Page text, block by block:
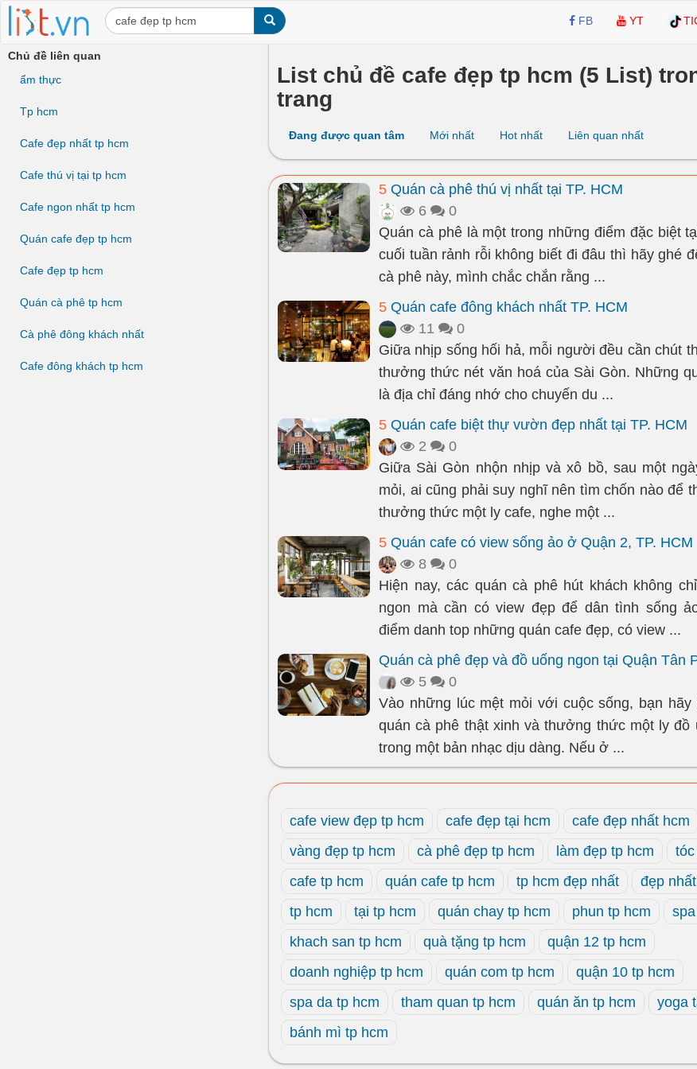
FB YT
Chủ đề liên quan
ẩm thực
Tp hcm
Cafe đẹp nhất tp hcm
Cafe thú vị tại tp hcm
Cafe ngon nhất tp hcm
Quán cafe đẹp tp hcm
Cafe đẹp tp hcm
Quán cà phê tp hcm
Cà phê đông khách nhất
Cafe đông khách tp hcm
List chủ đề cafe đẹp tp hcm (5 List)
trang
Đang được quan tâm Mới nhất Hot nhất Liên quan nhất
5 Quán cà phê thú vị nhất tại TP. HCM
6
0
Quán cà phê là một trong những điểm đặc biệt
cuối tuần rảnh rỗi không biết đi đâu thì hãy ghé
cà phê này, mình chắc chắn rằng ...
5 Quán cafe đông khách nhất TP. HCM
11
0
Giữa nhịp sống hối hả, mỗi người đều cần chút
thưởng thức nét văn hoá của Sài Gòn. Những
là địa chỉ đáng nhớ cho chuyến du ...
5 Quán cafe biệt thự vườn đẹp nhất tại TP. HCM
2
0
Giữa Sài Gòn nhộn nhịp và xô bồ, sau một
mỏi, ai cũng phải suy nghĩ nên tìm chốn nào để
thưởng thức một ly cafe, nghe một ...
5 Quán cafe có view sống ảo ở Quận 2, TP. HCM
8
0
Hiện nay, các quán cà phê hút khách không
ngon mà cần có view đẹp để dân tình sống
điểm danh top những quán cafe đẹp, có view ...
Quán cà phê đẹp và đồ uống ngon tại Quận Tân
5
0
Vào những lúc mệt mỏi với cuộc sống, bạn hãy
quán cà phê thật xinh và thưởng thức một ly đồ
trong một bản nhạc dịu dàng. Nếu ở ...
cafe view đẹp tp hcm cafe đẹp tại hcm
cafe đẹp nhất hcm
vàng đẹp tp hcm
cà phê đẹp tp hcm làm đẹp tp hcm
cafe tp hcm
quán cafe tp hcm tp hcm đẹp nhất
đẹp
tp hcm
tại tp hcm quán chay tp hcm phun tp hcm
khach san tp hcm
quà tặng tp hcm
quận 12 tp hcm
doanh nghiệp tp hcm
quán com tp hcm
quận 10 tp hcm
spa da tp hcm
tham quan tp hcm quán ăn tp hcm
yoga
bánh mì tp hcm